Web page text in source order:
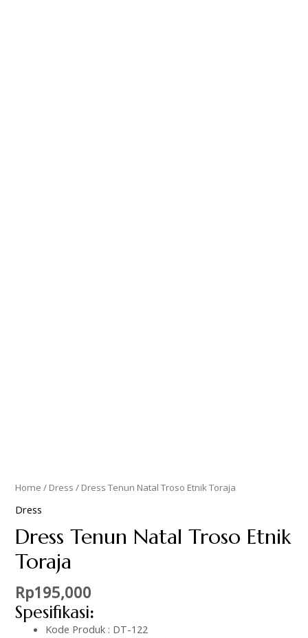
Home / Dress / Dress Tenun Natal Troso Etnik Toraja
Dress
Dress Tenun Natal Troso Etnik
Toraja
Rp195,000
Spesifikasi:
Kode Produk : DT-122